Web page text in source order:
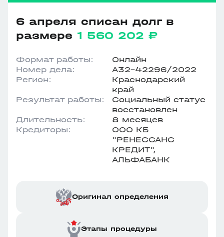
6 апреля списан долг в
размере 1 560 202 ₽
Формат работы:
Онлайн
Номер дела:
А32-42296/2022
Регион:
Краснодарский
край
Результат работы:
Социальный статус
восстановлен
Длительность:
8 месяцев
Кредиторы:
ООО КБ
"РЕНЕССАНС
КРЕДИТ",
АЛЬФАБАНК
Оригинал определения
Этапы процедуры